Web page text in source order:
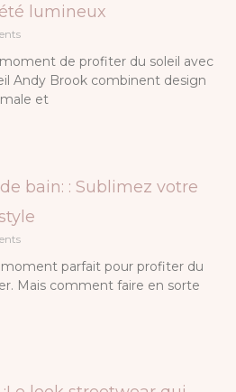
lumineux
moment de profiter du soleil avec
Andy Brook combinent design
et
bain: : Sublimez votre
moment parfait pour profiter du
Mais comment faire en sorte